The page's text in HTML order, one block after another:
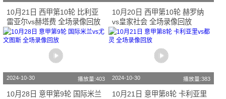
10月21日 西甲第10轮 比利亚
雷亚尔vs赫塔费 全场录像回放
10月20日 西甲第10轮 赫罗纳
vs皇家社会 全场录像回放
2024-10-30 播放量:403
10月28日 意甲第9轮 国际米兰
2024-10-30 播放量:383
10月21日 意甲第8轮 卡利亚里